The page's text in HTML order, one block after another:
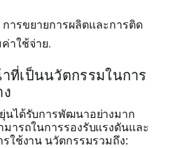
การขยายการผลิตและการติด
าใช้จ่าย.
ที่เป็นนวัตกรรมในการ
นได้รับการพัฒนาอย่างมาก
ารถในการรองรับแรงดันและ
ใช้งาน นวัตกรรมรวมถึง: